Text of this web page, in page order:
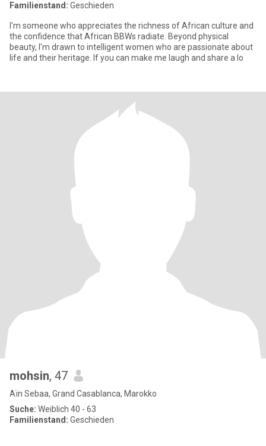
Familienstand: Geschieden
I'm someone who appreciates the richness of African culture and
the confidence that African BBWs radiate. Beyond physical
beauty, I'm drawn to intelligent women who are passionate about
life and their heritage. If you can make me laugh and share a lo
mohsin, 47
Aïn Sebaa, Grand Casablanca, Marokko
Suche: Weiblich 40 - 63
Familienstand: Geschieden